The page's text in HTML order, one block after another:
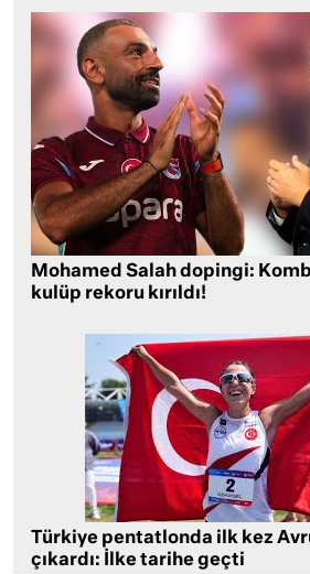
Mohamed Salah dopingi:
kulüp rekoru kırıldı!
Türkiye pentatlonda ilk kez
çıkardı: İlke tarihe geçti